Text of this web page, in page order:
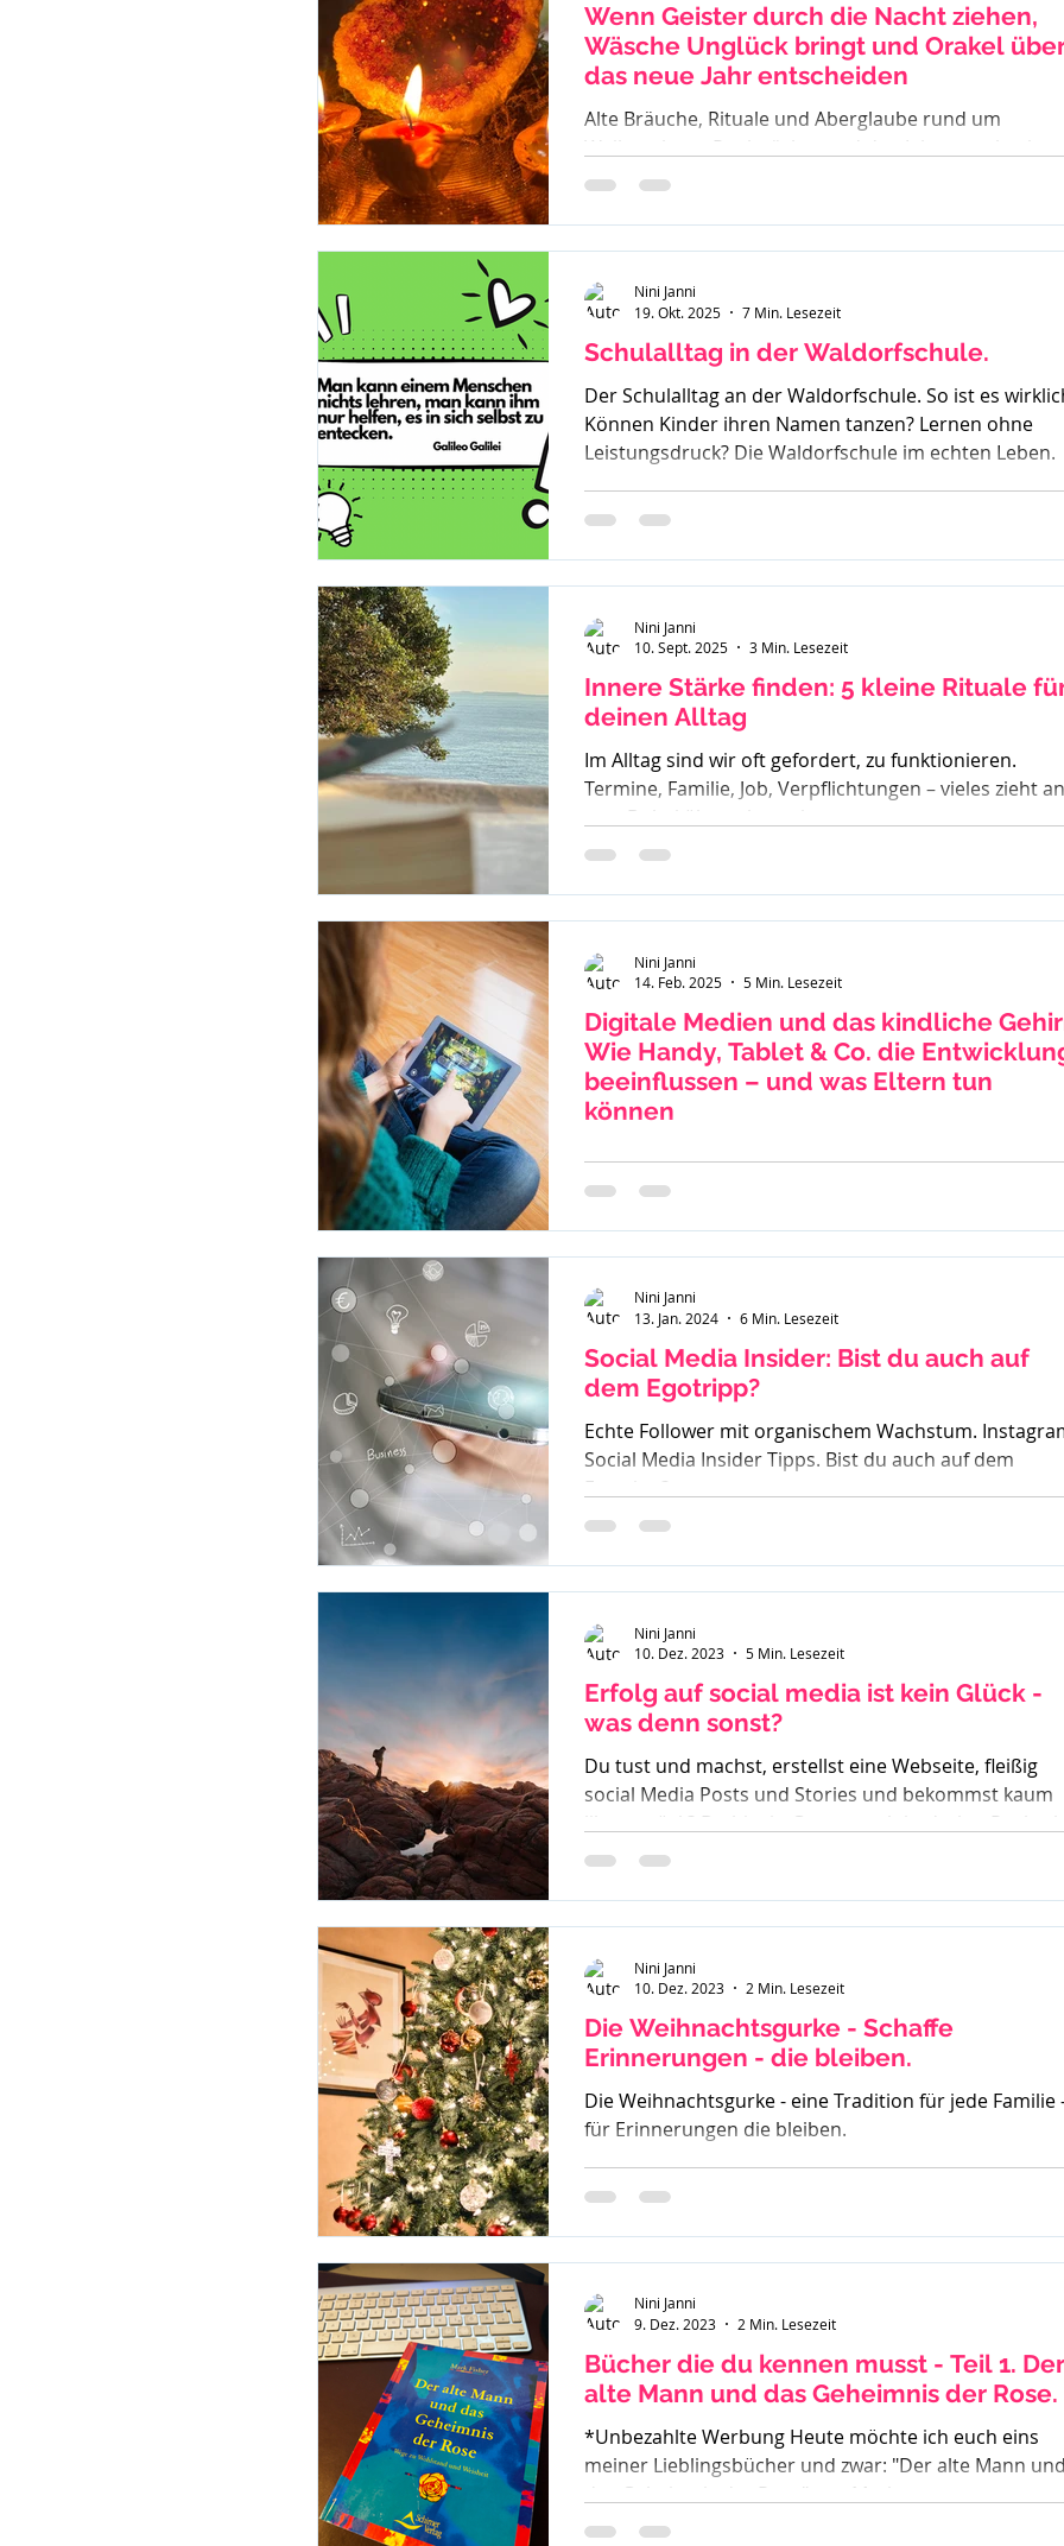
Wenn Geister durch die Nacht ziehen,
Wäsche Unglück bringt und Orakel
das neue Jahr entscheiden
Alte Bräuche, Rituale und Aberglaube rund um
Weihnachten, Rauhnächte und den Jahreswechsel –
warum früher vieles verboten war und was davon bis
Schulalltag in der Waldorfschule.
Der Schulalltag an der Waldorfschule. So ist es
Können Kinder ihren Namen tanzen? Lernen ohne
Leistungsdruck? Die Waldorfschule im echten Leben.
Nini Janni
19. Okt. 2025
7 Min. Lesezeit
Innere Stärke finden: 5 kleine Rituale
deinen Alltag
Im Alltag sind wir oft gefordert, zu funktionieren.
Termine, Familie, Job, Verpflichtungen – vieles zieht an
uns. Dabei übersehen wir...
Nini Janni
10. Sept. 2025
3 Min. Lesezeit
Digitale Medien und das kindliche
Wie Handy, Tablet & Co. die
beeinflussen – und was Eltern tun
können
Spielen ist für Kinder und Jugendliche im Alter von 8 bis
Nini Janni
14. Feb. 2025
5 Min. Lesezeit
Social Media Insider: Bist du auch auf
dem Egotripp?
Echte Follower mit organischem Wachstum.
Social Media Insider Tipps. Bist du auch auf dem
Egotripp?
Nini Janni
13. Jan. 2024
6 Min. Lesezeit
Erfolg auf social media ist kein Glück -
was denn sonst?
Du tust und machst, erstellst eine Webseite, fleißig
social Media Posts und Stories und bekommst kaum
likes zurück? Du bist in Gruppen aktiv, drehst Reels
der Erfolg bleibt aus. So langsam weißt du nicht mehr
investierst du und wenn du besonders überzeugt von
nicht. Du weißt in dir drin - ich kann richtig was, ich
habe eine Botschaft aber scheinbar hört sie Niemand
oder
Nini Janni
10. Dez. 2023
5 Min. Lesezeit
Die Weihnachtsgurke - Schaffe
Erinnerungen - die bleiben.
Die Weihnachtsgurke - eine Tradition für jede Familie
für Erinnerungen die bleiben.
Nini Janni
10. Dez. 2023
2 Min. Lesezeit
Bücher die du kennen musst - Teil 1. Der
alte Mann und das Geheimnis der Rose.
*Unbezahlte Werbung Heute möchte ich euch eins
meiner Lieblingsbücher und zwar: "Der alte Mann und
das Geheimnis der Rose" von Mark...
Nini Janni
9. Dez. 2023
2 Min. Lesezeit